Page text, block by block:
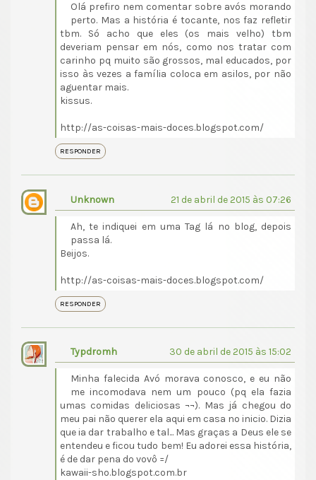
Olá prefiro nem comentar sobre avós morando
perto. Mas a história é tocante, nos faz refletir
tbm. Só acho que eles (os mais velho) tbm
deveriam pensar em nós, como nos tratar com
carinho pq muito são grossos, mal educados, por
isso às vezes a família coloca em asilos, por não
aguentar mais.
kissus.
http://as-coisas-mais-doces.blogspot.com/
RESPONDER
Unknown 21 de abril de 2015 às 07:26
Ah, te indiquei em uma Tag lá no blog, depois
passa lá.
Beijos.
http://as-coisas-mais-doces.blogspot.com/
RESPONDER
Typdromh 30 de abril de 2015 às 15:02
Minha falecida Avó morava conosco, e eu não
me incomodava nem um pouco (pq ela fazia
umas comidas deliciosas ¬¬). Mas já chegou do
meu pai não querer ela aqui em casa no inicio. Dizia
que ia dar trabalho e tal... Mas graças a Deus ele se
entendeu e ficou tudo bem! Eu adorei essa história,
é de dar pena do vovô =/
kawaii-sho.blogspot.com.br